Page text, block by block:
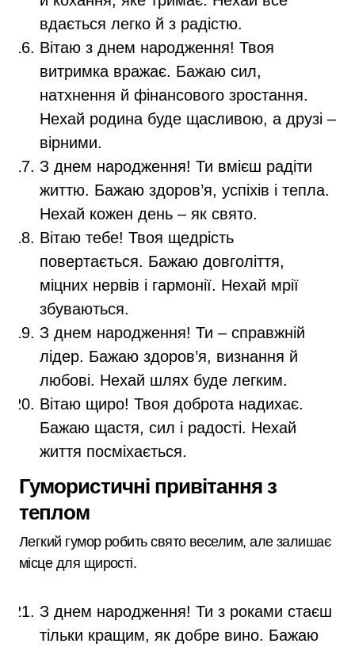
вдається легко й з радістю.
Вітаю з днем народження! Твоя
витримка вражає. Бажаю сил,
натхнення й фінансового зростання.
Нехай родина буде щасливою, а друзі –
вірними.
З днем народження! Ти вмієш радіти
життю. Бажаю здоров’я, успіхів і тепла.
Нехай кожен день – як свято.
Вітаю тебе! Твоя щедрість
повертається. Бажаю довголіття,
міцних нервів і гармонії. Нехай мрії
збуваються.
З днем народження! Ти – справжній
лідер. Бажаю здоров’я, визнання й
любові. Нехай шлях буде легким.
Вітаю щиро! Твоя доброта надихає.
Бажаю щастя, сил і радості. Нехай
життя посміхається.
Гумористичні привітання з
теплом
Легкий гумор робить свято веселим, але залишає
місце для щирості.
З днем народження! Ти з роками стаєш
тільки кращим, як добре вино. Бажаю